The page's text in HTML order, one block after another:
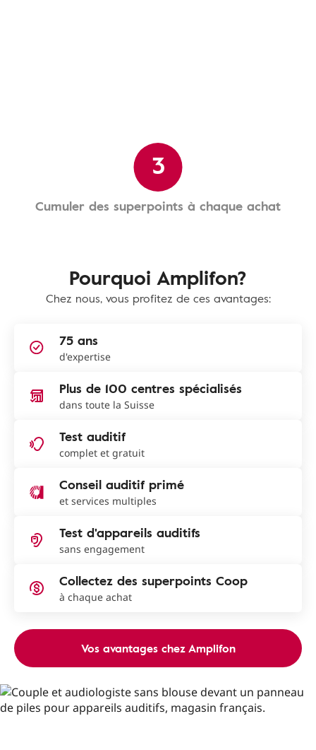
3
Cumuler des superpoints à chaque achat
Pourquoi Amplifon?
Chez nous, vous profitez de ces avantages:
75 ans
d'expertise
Plus de 100 centres spécialisés
dans toute la Suisse
Test auditif
complet et gratuit
Conseil auditif primé
et services multiples
Test d'appareils auditifs
sans engagement
Collectez des superpoints Coop
à chaque achat
Vos avantages chez Amplifon